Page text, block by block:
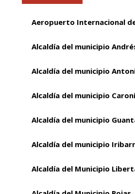
Aeropuerto Internacional
Alcaldía del municipio
Alcaldía del municipio
Alcaldía del municipio Caroní
Alcaldía del municipio
Alcaldía del municipio
Alcaldía del Municipio